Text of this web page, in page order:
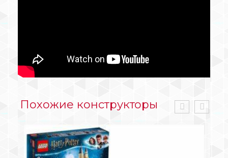
Похожие конструкторы